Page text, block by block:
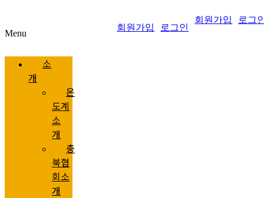
회원가입 로그
회원가입 로그인
Menu
소
개
온
도계
소
개
충
북협
회소
개